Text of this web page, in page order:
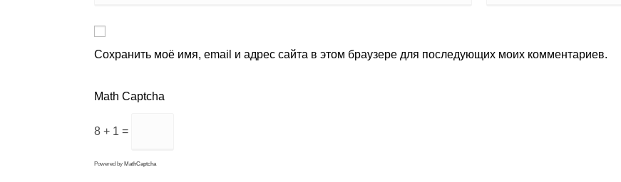
Сохранить моё имя, email и адрес сайта в этом браузере для последующих моих комментариев.
Math Captcha
8 + 1 =
Powered by MathCaptcha